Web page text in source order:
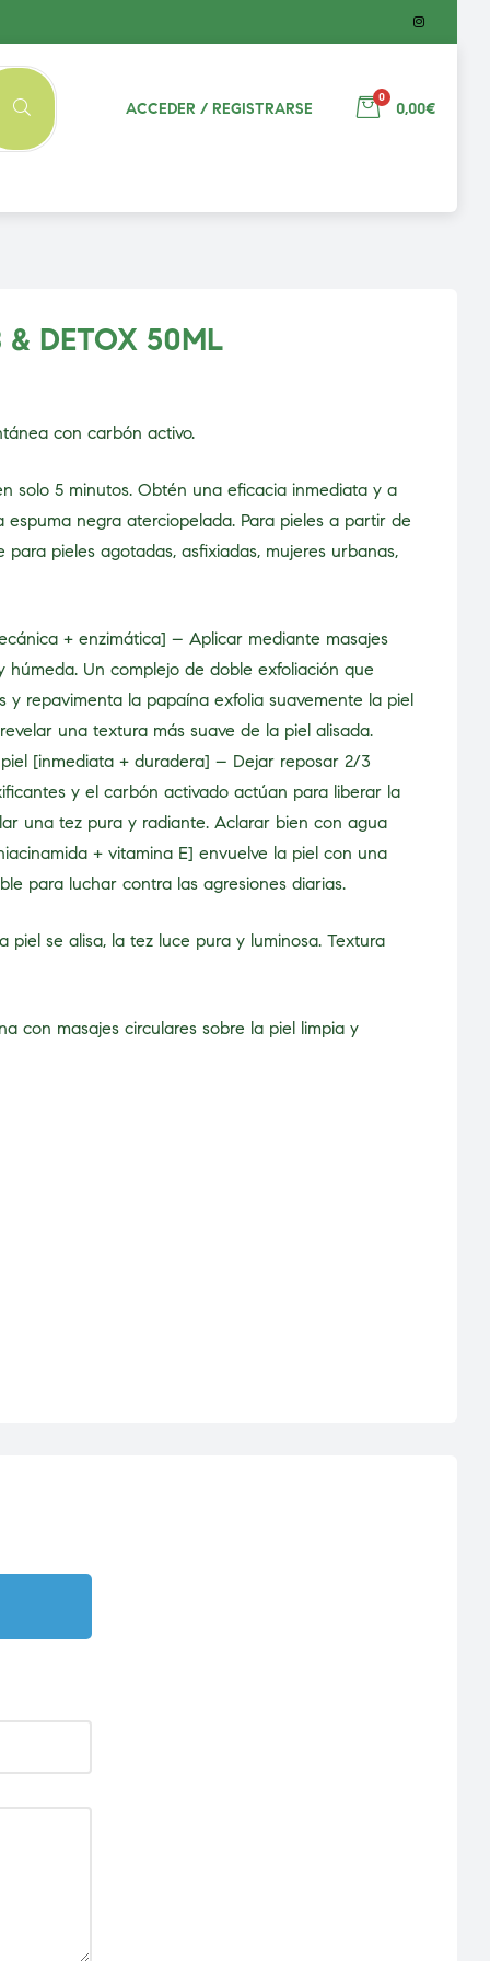
ACCEDER / REGISTRARSE
0
0,00€
& DETOX 50ML
con carbón activo.
solo 5 minutos. Obtén una eficacia inmediata y a
espuma negra aterciopelada. Para pieles a partir de
para pieles agotadas, asfixiadas, mujeres urbanas,
+ enzimática] – Aplicar mediante masajes
húmeda. Un complejo de doble exfoliación que
y repavimenta la papaína exfolia suavemente la piel
una textura más suave de la piel alisada.
[inmediata + duradera] – Dejar reposar 2/3
y el carbón activado actúan para liberar la
una tez pura y radiante. Aclarar bien con agua
+ vitamina E] envuelve la piel con una
para luchar contra las agresiones diarias.
piel se alisa, la tez luce pura y luminosa. Textura
con masajes circulares sobre la piel limpia y